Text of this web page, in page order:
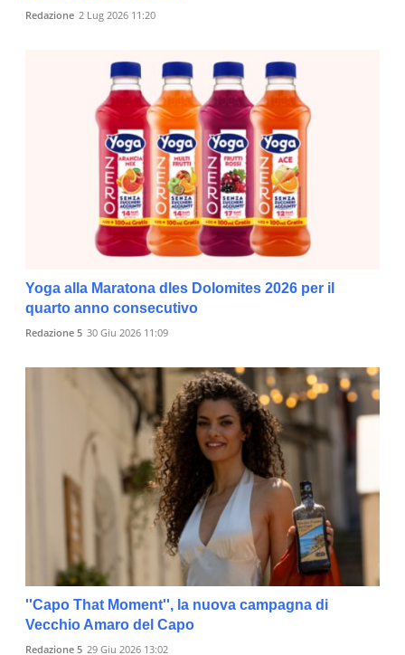
Redazione 2 Lug 2026 11:20
Yoga alla Maratona dles Dolomites 2026 per il
quarto anno consecutivo
Redazione 5 30 Giu 2026 11:09
''Capo That Moment'', la nuova campagna di
Vecchio Amaro del Capo
Redazione 5 29 Giu 2026 13:02